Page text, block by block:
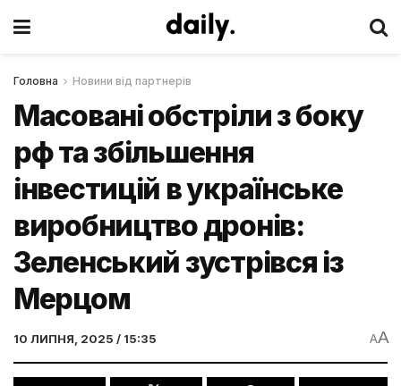
Головна Новини від партнерів
Масовані обстріли з боку
рф та збільшення
інвестицій в українське
виробництво дронів:
Зеленський зустрівся із
Мерцом
10 ЛИПНЯ, 2025 / 15:35 AA